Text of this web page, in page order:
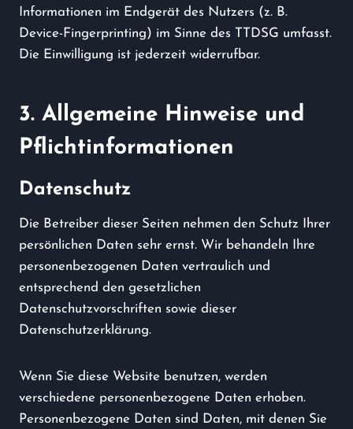
Informationen im Endgerät des Nutzers (z. B.
Device-Fingerprinting) im Sinne des TTDSG umfasst.
Die Einwilligung ist jederzeit widerrufbar.
3. Allgemeine Hinweise und
Pflicht­informationen
Datenschutz
Die Betreiber dieser Seiten nehmen den Schutz Ihrer
persönlichen Daten sehr ernst. Wir behandeln Ihre
personenbezogenen Daten vertraulich und
entsprechend den gesetzlichen
Datenschutzvorschriften sowie dieser
Datenschutzerklärung.
Wenn Sie diese Website benutzen, werden
verschiedene personenbezogene Daten erhoben.
Personenbezogene Daten sind Daten, mit denen Sie